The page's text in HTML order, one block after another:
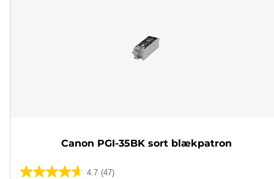
Canon PGI-35BK sort blækpatron
4.7 (47)